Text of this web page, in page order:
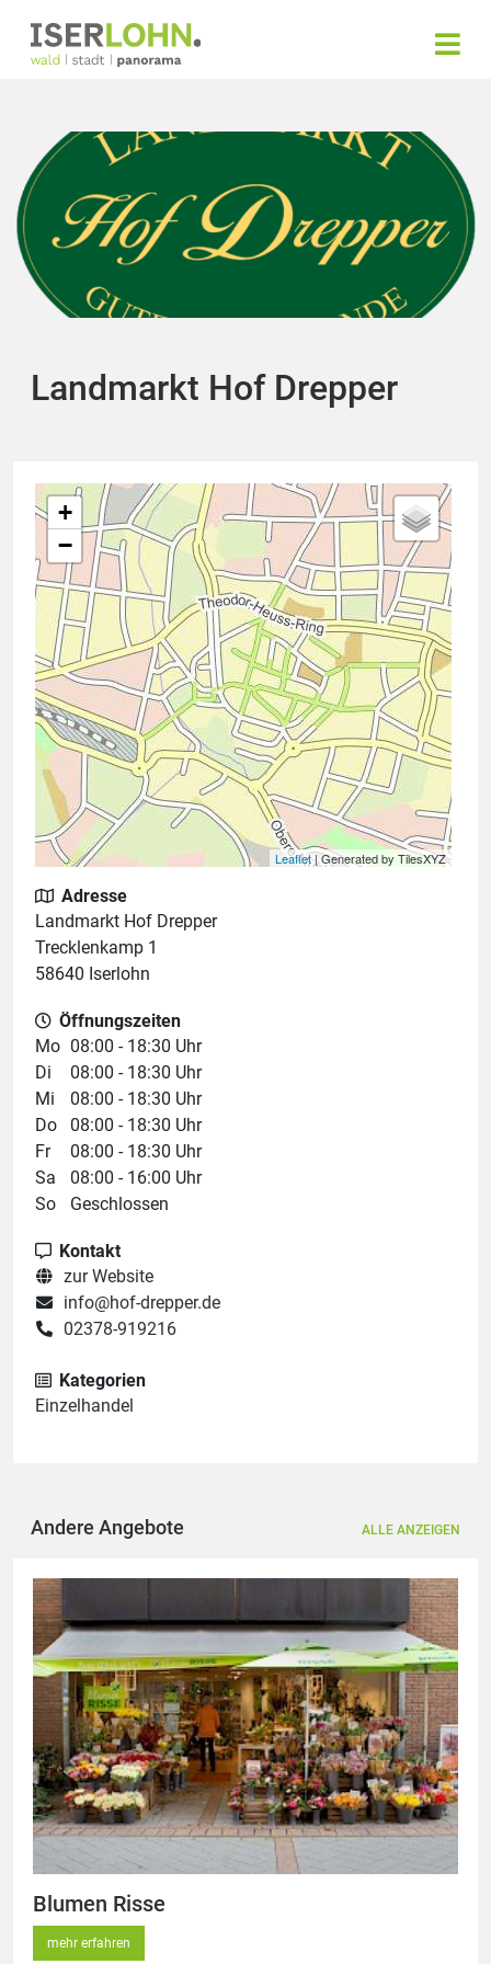
Landmarkt Hof Drepper
+
−
Leaflet| Generated by TilesXYZ
Adresse
Landmarkt Hof Drepper
Trecklenkamp 1
58640 Iserlohn
Öffnungszeiten
Mo 08:00 - 18:30 Uhr
Di
08:00 - 18:30 Uhr
Mi
08:00 - 18:30 Uhr
Do
08:00 - 18:30 Uhr
Fr
08:00 - 18:30 Uhr
Sa
08:00 - 16:00 Uhr
So
Geschlossen
Kontakt
zur Website
info@hof-drepper.de
02378-919216
Kategorien
Einzelhandel
Andere Angebote ALLE ANZEIGEN
Blumen Risse
mehr erfahren